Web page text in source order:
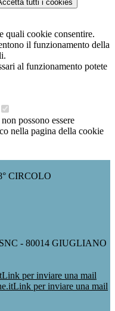
tutti i cookies
quali cookie consentire.
il funzionamento della
al funzionamento potete
possono essere
nella pagina della cookie
CIRCOLO
- 80014 GIUGLIANO
Link per inviare una mail
Link per inviare una mail